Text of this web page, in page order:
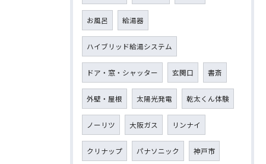
お風呂 給湯器
ハイブリッド給湯システム
ドア・窓・シャッター 玄関口 書斎
外壁・屋根 太陽光発電 乾太くん体験
ノーリツ 大阪ガス リンナイ
クリナップ パナソニック 神戸市